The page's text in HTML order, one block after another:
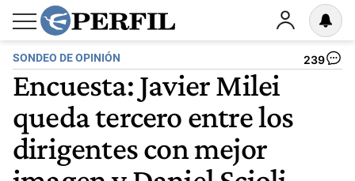
SONDEO DE OPINIÓN 239
Encuesta: Javier Milei
queda tercero entre los
dirigentes con mejor